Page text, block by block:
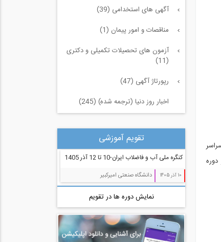
سراسر
بابت ثبت نام در دوره
آگهی های استخدامی (39)
مناقصات و امور پیمان (1)
آزمون های تحصیلات تکمیلی و دکتری
(11)
رپورتاژ آگهی (47)
اخبار روز دنیا (ترجمه شده) (245)
مدیریت پروژه (55)
معماری (544)
آب، راه، محیط زیست (91)
تقویم آموزشی
کنگره ملی آب و فاضلاب ایران-10 تا 12 آذر 1405
10 آذر 1405 دانشگاه صنعتی امیرکبیر
نمایش دوره ها در تقویم